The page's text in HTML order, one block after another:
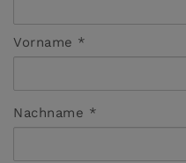
Vorname
Nachname